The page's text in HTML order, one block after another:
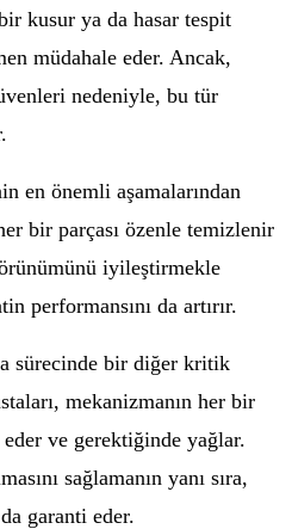
kusur ya da hasar tespit
müdahale eder. Ancak,
nedeniyle, bu tür
en önemli aşamalarından
bir parçası özenle temizlenir
iyileştirmekle
performansını da artırır.
sürecinde bir diğer kritik
mekanizmanın her bir
ve gerektiğinde yağlar.
sağlamanın yanı sıra,
garanti eder.